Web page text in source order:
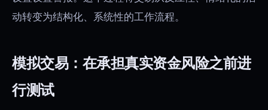
动转变为结构化、系统性的工作流程。
模拟交易：在承担真实资金风险之前进
行测试